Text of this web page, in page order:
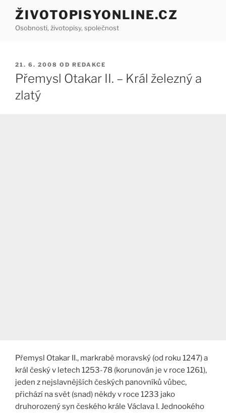
Přejít
obsahu
ŽIVOTOPISYONLINE.CZ
Osobnosti, životopisy, společnost
PUBLIKOVÁNO
21. 6. 2008 OD REDAKCE
Přemysl Otakar II. – Král železný a
zlatý
Přemysl Otakar II., markrabě moravský (od roku 1247) a
král český v letech 1253-78 (korunován je v roce 1261),
jeden z nejslavnějších českých panovníků vůbec,
přichází na svět (snad) někdy v roce 1233 jako
druhorozený syn českého krále Václava I. Jednookého